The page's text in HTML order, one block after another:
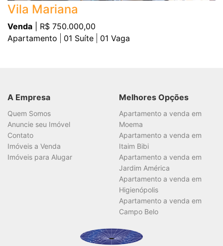
Vila Mariana
Venda | R$ 750.000,00
Apartamento
01 Suíte 01 Vaga
A Empresa
Quem Somos
Anuncie seu Imóvel
Contato
Imóveis a Venda
Imóveis para Alugar
Melhores Opções
Apartamento a venda em
Moema
Apartamento a venda em
Itaim Bibi
Apartamento a venda em
Jardim América
Apartamento a venda em
Higienópolis
Apartamento a venda em
Campo Belo